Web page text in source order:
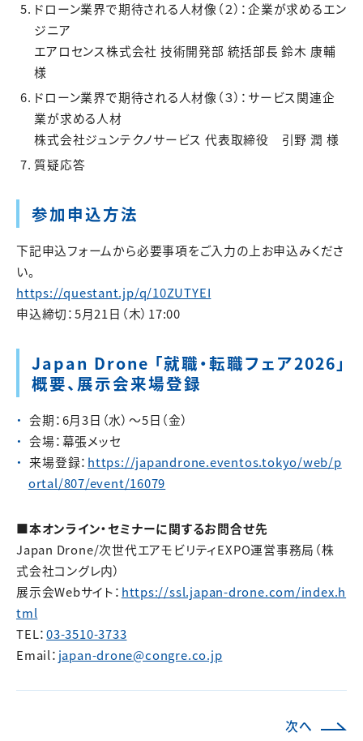
ドローン業界で期待される人材像（２）：企業が求めるエン
ジニア
エアロセンス株式会社 技術開発部 統括部長 鈴木 康輔
様
ドローン業界で期待される人材像（３）：サービス関連企
業が求める人材
株式会社ジュンテクノサービス 代表取締役 引野 潤 様
質疑応答
参加申込方法
下記申込フォームから必要事項をご入力の上お申込みくださ
い。
https://questant.jp/q/10ZUTYEI
申込締切：5月21日（木）17:00
Japan Drone 「就職・転職フェア2026」
概要、展示会来場登録
会期：6月3日（水）～5日（金）
会場：幕張メッセ
来場登録： https://japandrone.eventos.tokyo/web/p
ortal/807/event/16079
■本オンライン・セミナーに関するお問合せ先
Japan Drone/次世代エアモビリティEXPO運営事務局（株
式会社コングレ内）
展示会Webサイト： https://ssl.japan-drone.com/index.h
tml
TEL：03-3510-3733
Email： japan-drone@congre.co.jp
次へ